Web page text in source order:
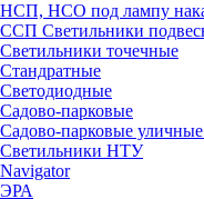
НСП, НСО под лампу
ССП Светильники
Светильники точечные
Стандратные
Светодиодные
Садово-парковые
Садово-парковые
Светильники НТУ
Navigator
ЭРА